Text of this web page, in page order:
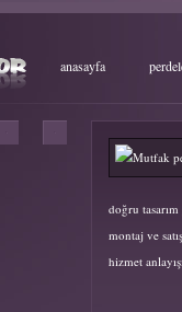
anasayfa
doğru
montaj ve
hizmet